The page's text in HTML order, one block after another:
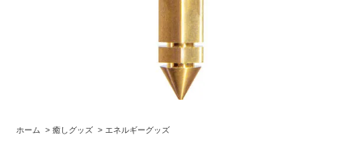
ホーム > 癒しグッズ > エネルギーグッズ